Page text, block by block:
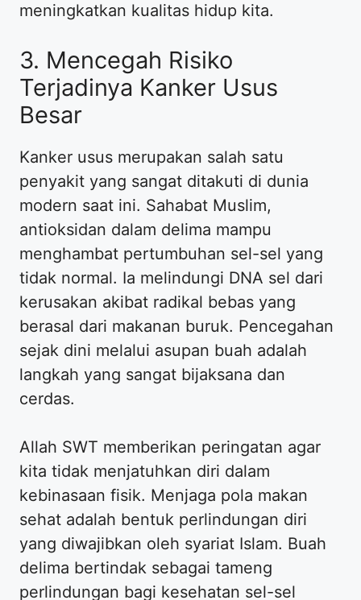
meningkatkan kualitas hidup kita.
3. Mencegah Risiko
Terjadinya Kanker Usus
Besar
Kanker usus merupakan salah satu
penyakit yang sangat ditakuti di dunia
modern saat ini. Sahabat Muslim,
antioksidan dalam delima mampu
menghambat pertumbuhan sel-sel yang
tidak normal. Ia melindungi DNA sel dari
kerusakan akibat radikal bebas yang
berasal dari makanan buruk. Pencegahan
sejak dini melalui asupan buah adalah
langkah yang sangat bijaksana dan
cerdas.
Allah SWT memberikan peringatan agar
kita tidak menjatuhkan diri dalam
kebinasaan fisik. Menjaga pola makan
sehat adalah bentuk perlindungan diri
yang diwajibkan oleh syariat Islam. Buah
delima bertindak sebagai tameng
perlindungan bagi kesehatan sel-sel